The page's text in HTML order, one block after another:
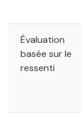
Évaluation
basée sur le
ressenti